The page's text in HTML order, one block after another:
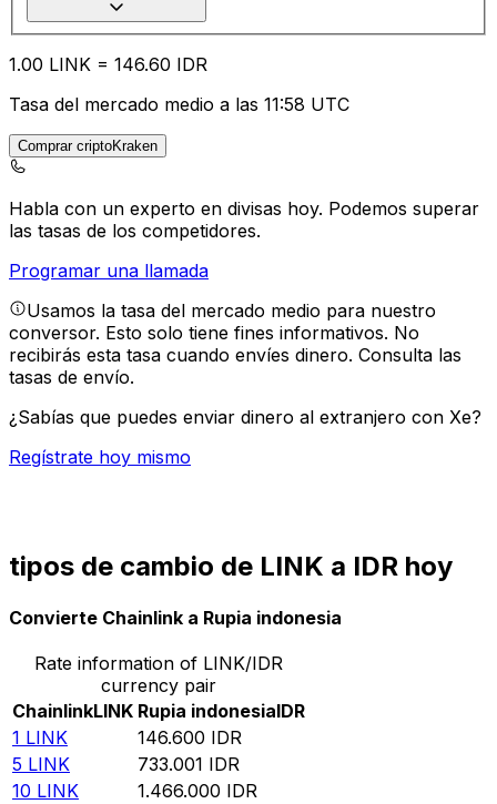
1.00 LINK = 146.60 IDR
Tasa del mercado medio a las 11:58 UTC
Comprar criptoKraken
Habla con un experto en divisas hoy. Podemos superar
las tasas de los competidores.
Programar una llamada
Usamos la tasa del mercado medio para nuestro
conversor. Esto solo tiene fines informativos. No
recibirás esta tasa cuando envíes dinero. Consulta las
tasas de envío.
¿Sabías que puedes enviar dinero al extranjero con Xe?
Regístrate hoy mismo
tipos de cambio de LINK a IDR hoy
Convierte Chainlink a Rupia indonesia
Rate information of LINK/IDR
currency pair
ChainlinkLINK Rupia indonesiaIDR
1 LINK 146.600 IDR
5 LINK 733.001 IDR
10 LINK 1.466.000 IDR